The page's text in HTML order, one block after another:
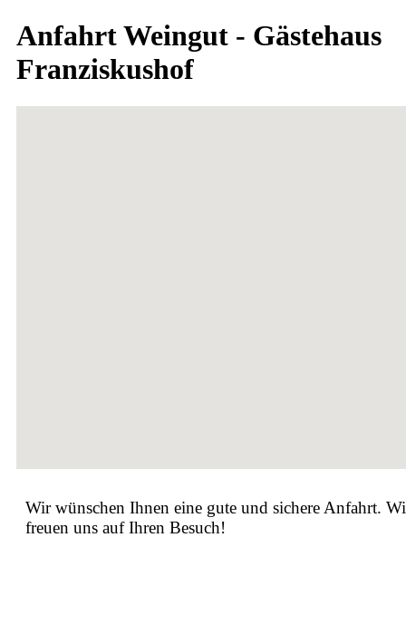
Anfahrt Weingut - Gästehaus
Franziskushof
Wir wünschen Ihnen eine gute und sichere Anfahrt.
freuen uns auf Ihren Besuch!